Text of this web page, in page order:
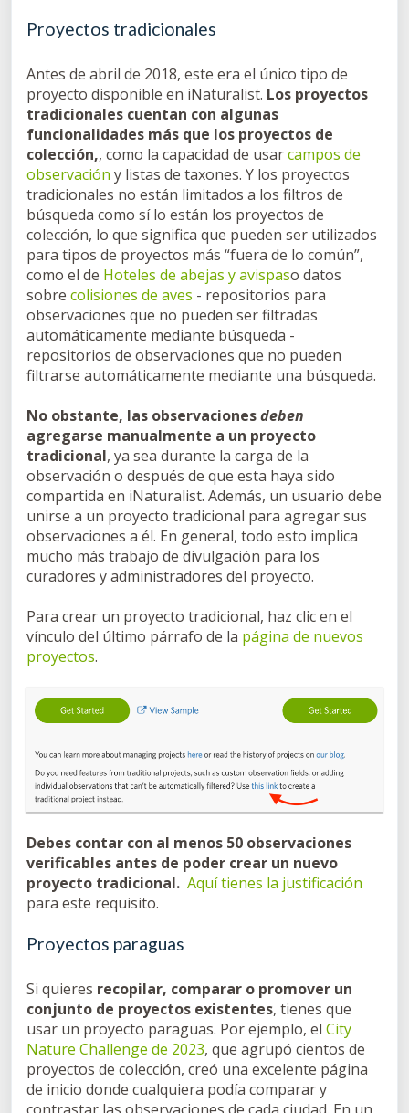
Proyectos tradicionales
Antes de abril de 2018, este era el único tipo de
proyecto disponible en iNaturalist. Los proyectos
tradicionales cuentan con algunas
funcionalidades más que los proyectos de
colección,, como la capacidad de usarcampos de
observación y listas de taxones. Y los proyectos
tradicionales no están limitados a los filtros de
búsqueda como sí lo están los proyectos de
colección, lo que significa que pueden ser utilizados
para tipos de proyectos más “fuera de lo común”,
como el de Hoteles de abejas y avispaso datos
sobre colisiones de aves - repositorios para
observaciones que no pueden ser filtradas
automáticamente mediante búsqueda -
repositorios de observaciones que no pueden
filtrarse automáticamente mediante una búsqueda.
No obstante, las observacionesdeben
agregarse manualmente a un proyecto
tradicional, ya sea durante la carga de la
observación o después de que esta haya sido
compartida en iNaturalist. Además, un usuario debe
unirse a un proyecto tradicional para agregar sus
observaciones a él. En general, todo esto implica
mucho más trabajo de divulgación para los
curadores y administradores del proyecto.
Para crear un proyecto tradicional, haz clic en el
vínculo del último párrafo de la página de nuevos
proyectos.
Debes contar con al menos 50 observaciones
verificables antes de poder crear un nuevo
proyecto tradicional. Aquí tienes la justificación
para este requisito.
Proyectos paraguas
Si quieres recopilar, comparar o promover un
conjunto de proyectos existentes, tienes que
usar un proyecto paraguas. Por ejemplo, el City
Nature Challenge de 2023, que agrupó cientos de
proyectos de colección, creó una excelente página
de inicio donde cualquiera podía comparar y